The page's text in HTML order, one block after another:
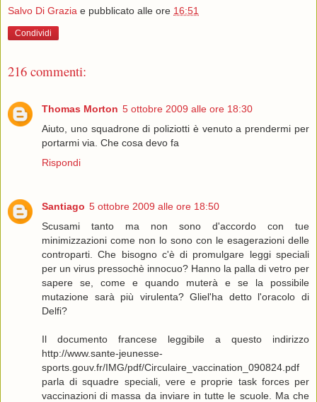
Salvo Di Grazia e pubblicato alle ore 16:51
Condividi
216 commenti:
Thomas Morton 5 ottobre 2009 alle ore 18:30
Aiuto, uno squadrone di poliziotti è venuto a prendermi per
portarmi via. Che cosa devo fa
Rispondi
Santiago 5 ottobre 2009 alle ore 18:50
Scusami tanto ma non sono d'accordo con tue
minimizzazioni come non lo sono con le esagerazioni delle
controparti. Che bisogno c'è di promulgare leggi speciali
per un virus pressochè innocuo? Hanno la palla di vetro per
sapere se, come e quando muterà e se la possibile
mutazione sarà più virulenta? Gliel'ha detto l'oracolo di
Delfi?
Il documento francese leggibile a questo indirizzo
http://www.sante-jeunesse-
sports.gouv.fr/IMG/pdf/Circulaire_vaccination_090824.pdf
parla di squadre speciali, vere e proprie task forces per
vaccinazioni di massa da inviare in tutte le scuole. Ma che